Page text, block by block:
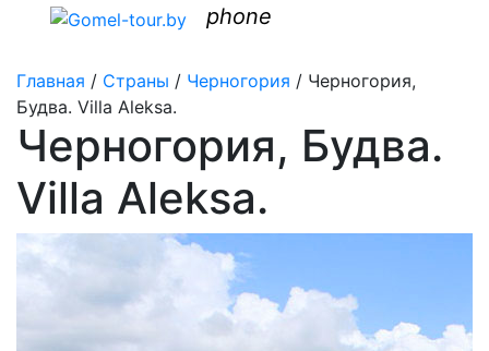
phone
Главная / Страны / Черногория / Черногория,
Будва. Villa Aleksa.
Черногория, Будва.
Villa Aleksa.